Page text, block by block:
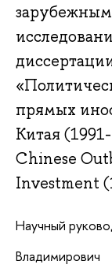
прямых
Китая
Chinese
Investment
Научный
Владимирович